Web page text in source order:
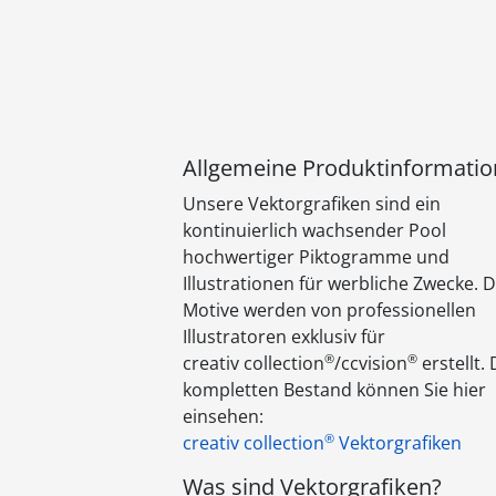
Allgemeine
Unsere Vektorgrafiken sind ein
kontinuierlich wachsender Pool
hochwertiger Piktogramme und
Illustrationen für werbliche Zwecke.
Motive werden von professionellen
Illustratoren exklusiv für
creativ collection®/ccvision® erstellt.
kompletten Bestand können Sie hier
einsehen:
creativ collection® Vektorgrafiken
Was sind Vektorgrafiken?